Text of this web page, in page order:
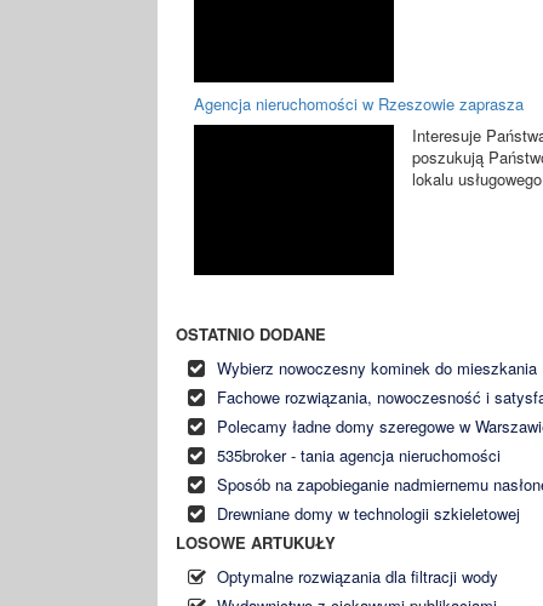
Agencja nieruchomości w Rzeszowie zaprasza
Interesuje
poszukują
lokalu
OSTATNIO DODANE
Wybierz nowoczesny kominek do mieszkania
Fachowe rozwiązania, nowoczesność i
Polecamy ładne domy szeregowe w
535broker - tania agencja nieruchomości
Sposób na zapobieganie nadmiernemu
Drewniane domy w technologii szkieletowej
LOSOWE ARTUKUŁY
Optymalne rozwiązania dla filtracji wody